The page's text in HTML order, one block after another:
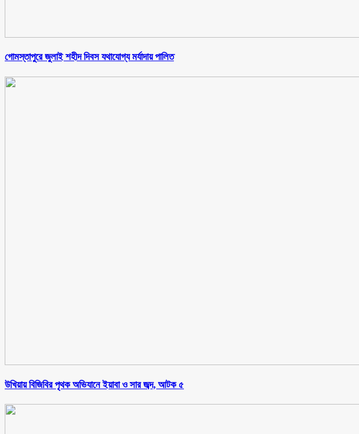
গোমস্তাপুরে জুলাই শহীদ দিবস যথাযোগ্য মর্যাদায় পালিত
উখিয়ায় বিজিবির পৃথক অভিযানে ইয়াবা ও সার জব্দ, আটক ৫